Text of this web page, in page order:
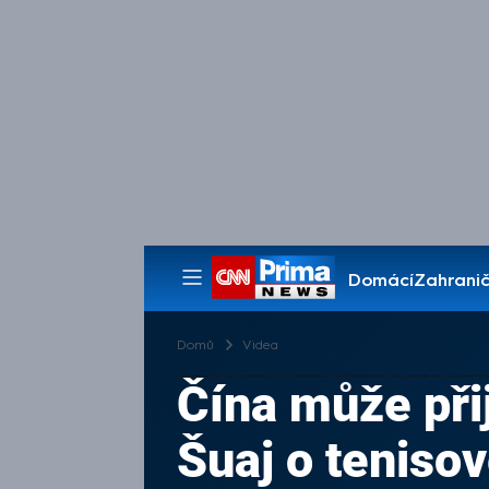
Domácí
Pořady
Domů Videa
Čína může
Šuaj o